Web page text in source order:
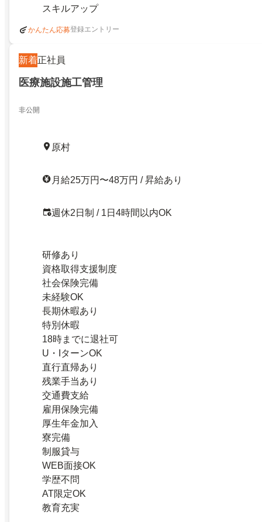
スキルアップ
かんたん応募登録エントリー
新着正社員
医療施設施工管理
非公開
原村
月給25万円〜48万円 / 昇給あり
週休2日制 / 1日4時間以内OK
研修あり
資格取得支援制度
社会保険完備
未経験OK
長期休暇あり
特別休暇
18時までに退社可
U・IターンOK
直行直帰あり
残業手当あり
交通費支給
雇用保険完備
厚生年金加入
寮完備
制服貸与
WEB面接OK
学歴不問
AT限定OK
教育充実